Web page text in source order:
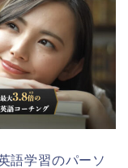
語学習のパーソ